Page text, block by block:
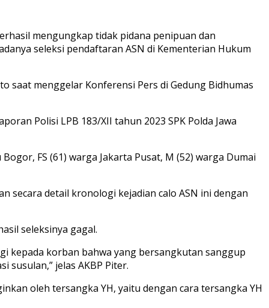
mengungkap tidak pidana penipuan dan
seleksi pendaftaran ASN di Kementerian Hukum
saat menggelar Konferensi Pers di Gedung Bidhumas
Polisi LPB 183/XII tahun 2023 SPK Polda Jawa
FS (61) warga Jakarta Pusat, M (52) warga Dumai
secara detail kronologi kejadian calo ASN ini dengan
seleksinya gagal.
kepada korban bahwa yang bersangkutan sanggup
jelas AKBP Piter.
oleh tersangka YH, yaitu dengan cara tersangka YH